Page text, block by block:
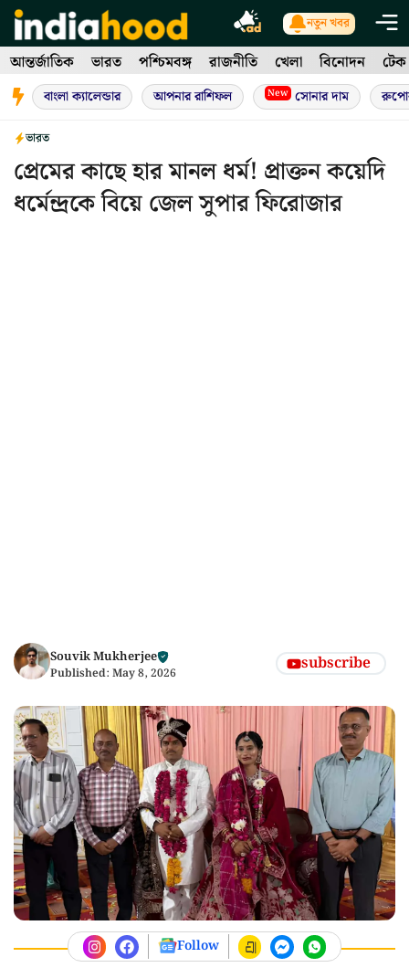
Skip
to
content
নতুন খবর
আন্তর্জাতিক ভারত পশ্চিমবঙ্গ রাজনীতি খেলা বিনোদন টেক
বাংলা ক্যালেন্ডার আপনার রাশিফল New সোনার দাম
ভারত
প্রেমের কাছে হার মানল ধর্ম! প্রাক্তন কয়েদি
ধর্মেন্দ্রকে বিয়ে জেল সুপার ফিরোজার
Souvik Mukherjee
Published: May 8, 2026 subscribe
Follow